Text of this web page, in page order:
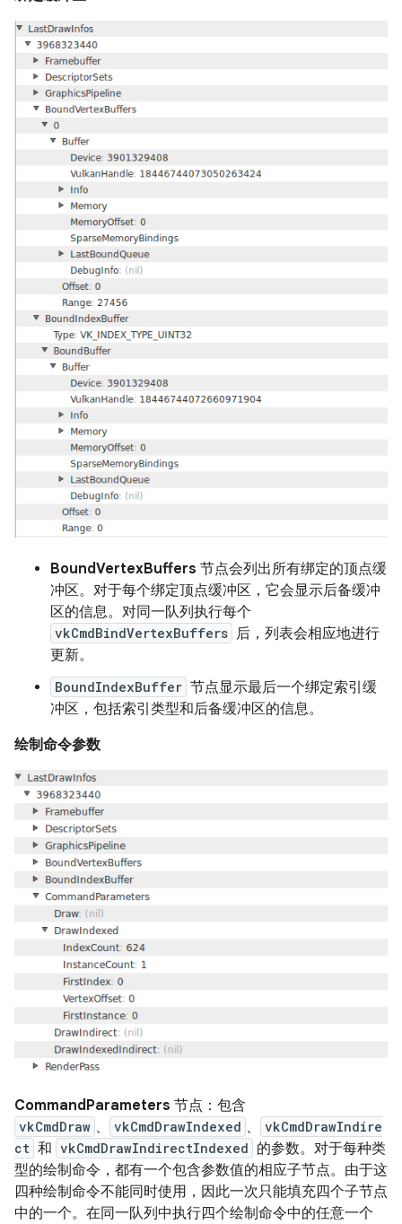
BoundVertexBuffers 节点会列出所有绑定的顶点缓
冲区。对于每个绑定顶点缓冲区，它会显示后备缓冲
区的信息。对同一队列执行每个
vkCmdBindVertexBuffers 后，列表会相应地进行
更新。
BoundIndexBuffer 节点显示最后一个绑定索引缓
冲区，包括索引类型和后备缓冲区的信息。
绘制命令参数
CommandParameters 节点：包含
vkCmdDraw 、 vkCmdDrawIndexed 、
vkCmdDrawIndire
ct 和 vkCmdDrawIndirectIndexed 的参数。对于每种类
型的绘制命令，都有一个包含参数值的相应子节点。由于这
四种绘制命令不能同时使用，因此一次只能填充四个子节点
中的一个。在同一队列中执行四个绘制命令中的任意一个